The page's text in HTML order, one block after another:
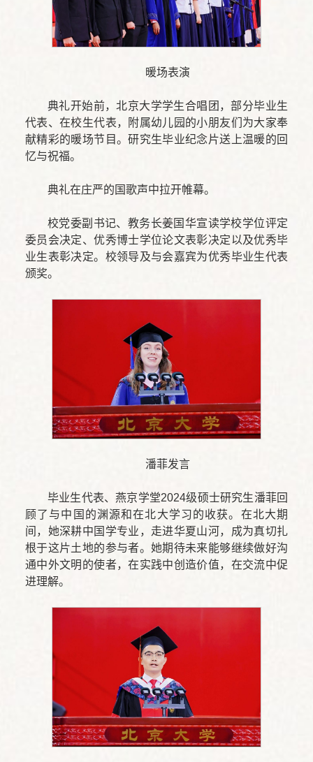
暖场表演
典礼开始前，北京大学学生合唱团，部分毕业生
代表、在校生代表，附属幼儿园的小朋友们为大家奉
献精彩的暖场节目。研究生毕业纪念片送上温暖的回
忆与祝福。
典礼在庄严的国歌声中拉开帷幕。
校党委副书记、教务长姜国华宣读学校学位评定
委员会决定、优秀博士学位论文表彰决定以及优秀毕
业生表彰决定。校领导及与会嘉宾为优秀毕业生代表
颁奖。
潘菲发言
毕业生代表、燕京学堂2024级硕士研究生潘菲回
顾了与中国的渊源和在北大学习的收获。在北大期
间，她深耕中国学专业，走进华夏山河，成为真切扎
根于这片土地的参与者。她期待未来能够继续做好沟
通中外文明的使者，在实践中创造价值，在交流中促
进理解。